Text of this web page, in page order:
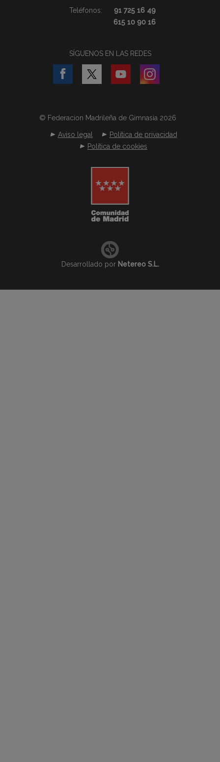
Teléfonos:
91 725 16 49
615 10 90 16
SÍGUENOS EN LAS REDES
© Federacion Madrileña de Gimnasia 2026
Aviso legal
Política de privacidad
Política de cookies
Desarrollado por Netereo S.L.